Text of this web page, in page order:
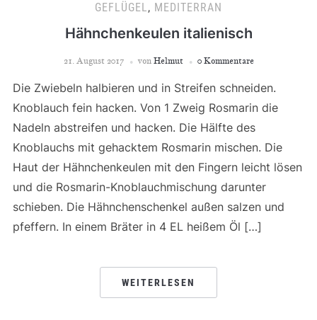
GEFLÜGEL, MEDITERRAN
Hähnchenkeulen italienisch
21. August 2017 von Helmut 0 Kommentare
Die Zwiebeln halbieren und in Streifen schneiden.
Knoblauch fein hacken. Von 1 Zweig Rosmarin die
Nadeln abstreifen und hacken. Die Hälfte des
Knoblauchs mit gehacktem Rosmarin mischen. Die
Haut der Hähnchenkeulen mit den Fingern leicht lösen
und die Rosmarin-Knoblauchmischung darunter
schieben. Die Hähnchenschenkel außen salzen und
pfeffern. In einem Bräter in 4 EL heißem Öl […]
WEITERLESEN